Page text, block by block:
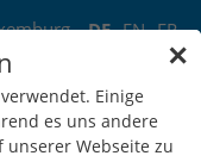
DE EN FR
Frankreich
✕
Einige
es uns andere
Webseite zu